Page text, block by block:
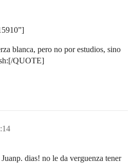
blanca, pero no por estudios, sino
QUOTE]
dias! no le da verguenza tener